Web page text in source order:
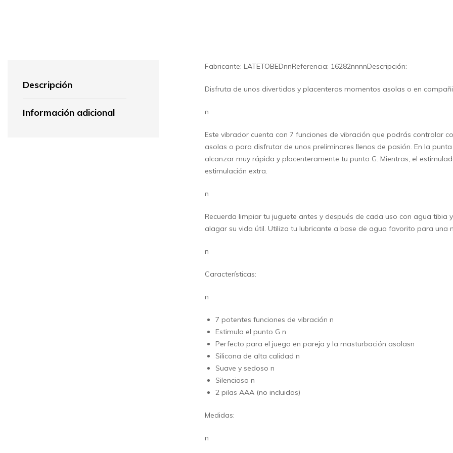
Descripción
Información adicional
Fabricante: LATETOBEDnnReferencia: 16282nnnnDescripción:
Disfruta de unos divertidos y placenteros momentos asolas o en
n
Este vibrador cuenta con 7 funciones de vibración que podrás controlar
asolas o para disfrutar de unos preliminares llenos de pasión. En la
alcanzar muy rápida y placenteramente tu punto G. Mientras, el
estimulación extra.
n
Recuerda limpiar tu juguete antes y después de cada uso con agua
alagar su vida útil. Utiliza tu lubricante a base de agua favorito para una
n
Características:
n
7 potentes funciones de vibración n
Estimula el punto G n
Perfecto para el juego en pareja y la masturbación asolasn
Silicona de alta calidad n
Suave y sedoso n
Silencioso n
2 pilas AAA (no incluidas)
Medidas:
n